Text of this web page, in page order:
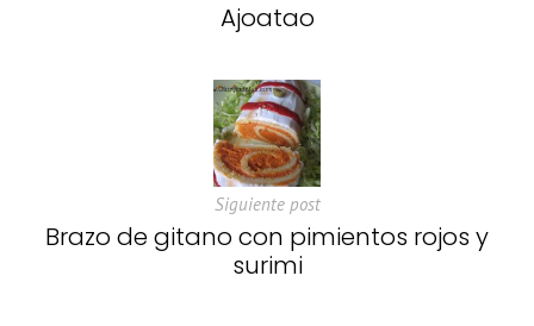
Ajoatao
Siguiente post
Brazo de gitano con pimientos rojos y
surimi